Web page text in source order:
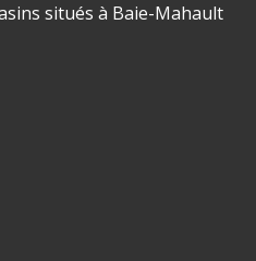
situés à Baie-Mahault